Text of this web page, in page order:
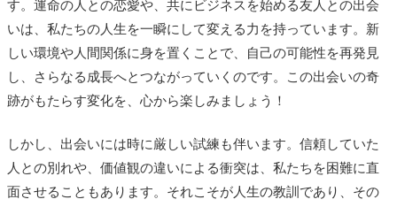
す。運命の人との恋愛や、共にビジネスを始める友人との出会
いは、私たちの人生を一瞬にして変える力を持っています。新
しい環境や人間関係に身を置くことで、自己の可能性を再発見
し、さらなる成長へとつながっていくのです。この出会いの奇
跡がもたらす変化を、心から楽しみましょう！
しかし、出会いには時に厳しい試練も伴います。信頼していた
人との別れや、価値観の違いによる衝突は、私たちを困難に直
面させることもあります。それこそが人生の教訓であり、その